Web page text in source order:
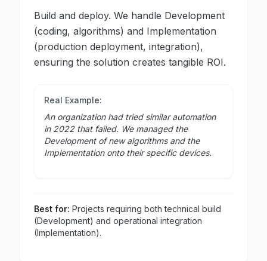
Build and deploy. We handle Development
(coding, algorithms) and Implementation
(production deployment, integration),
ensuring the solution creates tangible ROI.
Real Example:
An organization had tried similar automation
in 2022 that failed. We managed the
Development of new algorithms and the
Implementation onto their specific devices.
Best for: Projects requiring both technical build
(Development) and operational integration
(Implementation).